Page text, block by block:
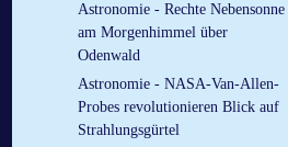
Astronomie - Rechte Nebensonne
am Morgenhimmel über
Odenwald
Astronomie - NASA-Van-Allen-
Probes revolutionieren Blick auf
Strahlungsgürtel